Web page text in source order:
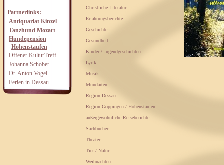
Partnerlinks:
Antiquariat Kinzel
Tanzhund Mozart
Hundepension
Hohenstaufen
Offener KulturTreff
Johanna Schober
Dr. Anton Vogel
Ferien in Dessau
Christliche Literatur
Erfahrungsberichte
Geschichte
Gesundheit
Kinder / Jugendgeschichten
Lyrik
Musik
Mundarten
Region Dessau
Region Göppingen / Hohenstaufen
außergewöhnliche Reiseberichte
Sachbücher
Theater
Tier / Natur
Weihnachten